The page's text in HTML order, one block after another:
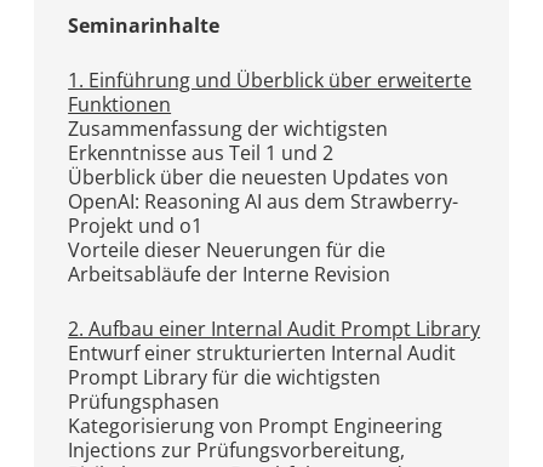
Seminarinhalte
1. Einführung und Überblick über erweiterte
Funktionen
Zusammenfassung der wichtigsten
Erkenntnisse aus Teil 1 und 2
Überblick über die neuesten Updates von
OpenAI: Reasoning AI aus dem Strawberry-
Projekt und o1
Vorteile dieser Neuerungen für die
Arbeitsabläufe der Interne Revision
2. Aufbau einer Internal Audit Prompt Library
Entwurf einer strukturierten Internal Audit
Prompt Library für die wichtigsten
Prüfungsphasen
Kategorisierung von Prompt Engineering
Injections zur Prüfungsvorbereitung,